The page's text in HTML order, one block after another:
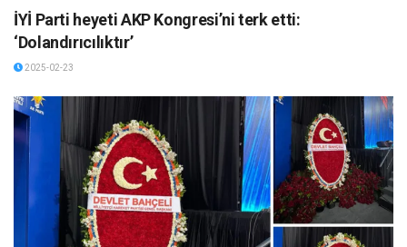
İYİ Parti heyeti AKP Kongresi’ni terk etti:
‘Dolandırıcılıktır’
2025-02-23